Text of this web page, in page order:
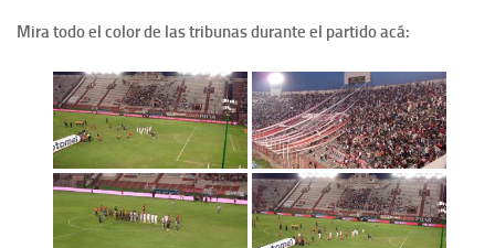
Mira todo el color de las tribunas durante el partido acá: